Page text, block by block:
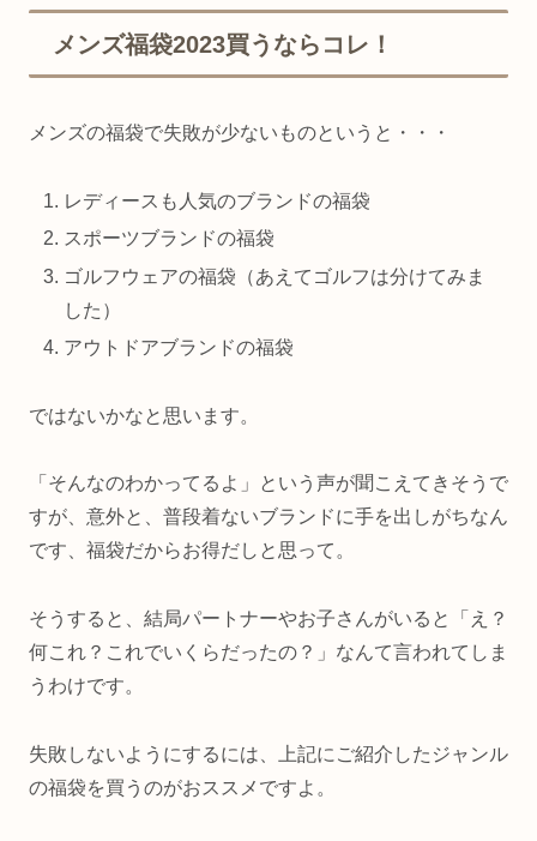
メンズ福袋2023買うならコレ！
メンズの福袋で失敗が少ないものというと・・・
レディースも人気のブランドの福袋
スポーツブランドの福袋
ゴルフウェアの福袋（あえてゴルフは分けてみま
した）
アウトドアブランドの福袋
ではないかなと思います。
「そんなのわかってるよ」という声が聞こえてきそうで
すが、意外と、普段着ないブランドに手を出しがちなん
です、福袋だからお得だしと思って。
そうすると、結局パートナーやお子さんがいると「え？
何これ？これでいくらだったの？」なんて言われてしま
うわけです。
失敗しないようにするには、上記にご紹介したジャンル
の福袋を買うのがおススメですよ。